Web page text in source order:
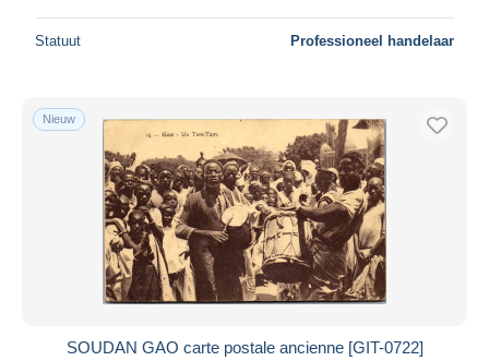
Statuut Professioneel handelaar
Nieuw
SOUDAN GAO carte postale ancienne [GIT-0722]